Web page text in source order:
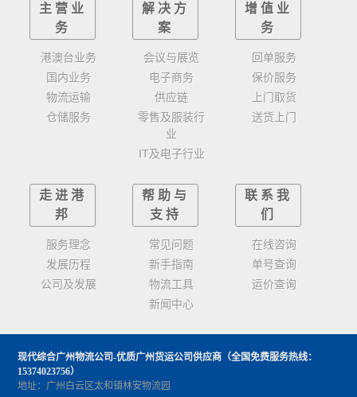
主营业
务
港澳台业务
国内业务
物流运输
仓储服务
解决方
案
会议与展览
电子商务
供应链
零售及服装行
业
IT及电子行业
增值业
务
回单服务
保价服务
上门取货
送货上门
走进港
邦
服务理念
发展历程
公司及发展
帮助与
支持
常见问题
新手指南
物流工具
新闻中心
联系我
们
在线咨询
单号查询
运价查询
现代综合广州物流公司-优质广州货运公司供应商 （全国免费服务热线：
15374023756）
地址：广州白云区太和镇林安物流园